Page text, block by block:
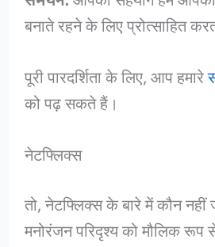
बनाते रहने के लिए प्रोत्साहित
पूरी पारदर्शिता के लिए, आप हमारे
को पढ़ सकते हैं।
नेटफ्लिक्स
तो, नेटफ्लिक्स के बारे में कौन नहीं
मनोरंजन परिदृश्य को मौलिक रूप